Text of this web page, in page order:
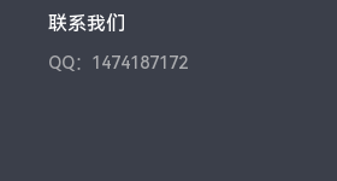
联系我们
QQ：1474187172